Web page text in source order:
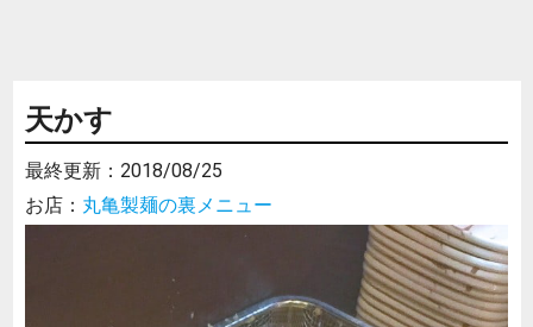
天かす
最終更新： 2018/08/25
お店： 丸亀製麺の裏メニュー